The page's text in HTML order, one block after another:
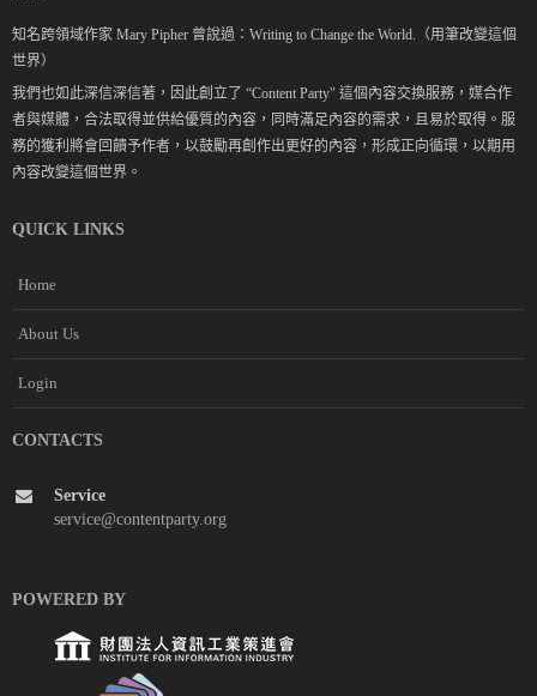
知名跨領域作家 Mary Pipher 曾說過：Writing to Change the World.（用筆改變這個
世界）
我們也如此深信深信著，因此創立了 “Content Party" 這個內容交換服務，媒合作
者與媒體，合法取得並供給優質的內容，同時滿足內容的需求，且易於取得。服
務的獲利將會回饋予作者，以鼓勵再創作出更好的內容，形成正向循環，以期用
內容改變這個世界。
QUICK LINKS
Home
About Us
Login
CONTACTS
Service
service@contentparty.org
POWERED BY